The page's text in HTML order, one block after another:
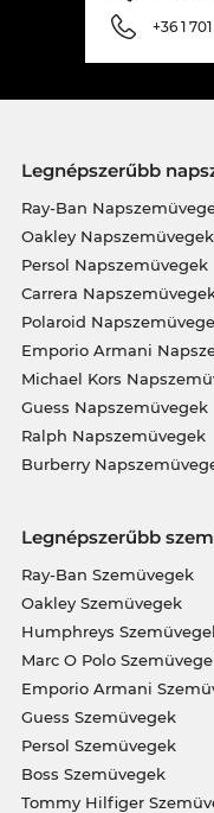
+36 1
Legnépszerűbb
Ray-Ban
Oakley Napszemüvegek
Persol Napszemüvegek
Carrera
Polaroid
Emporio Armani
Michael Kors
Guess Napszemüvegek
Ralph Napszemüvegek
Burberry
Legnépszerűbb
Ray-Ban Szemüvegek
Oakley Szemüvegek
Humphreys
Marc O Polo
Emporio Armani
Guess Szemüvegek
Persol Szemüvegek
Boss Szemüvegek
Tommy Hilfiger